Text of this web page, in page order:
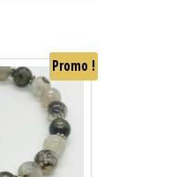
Promo !